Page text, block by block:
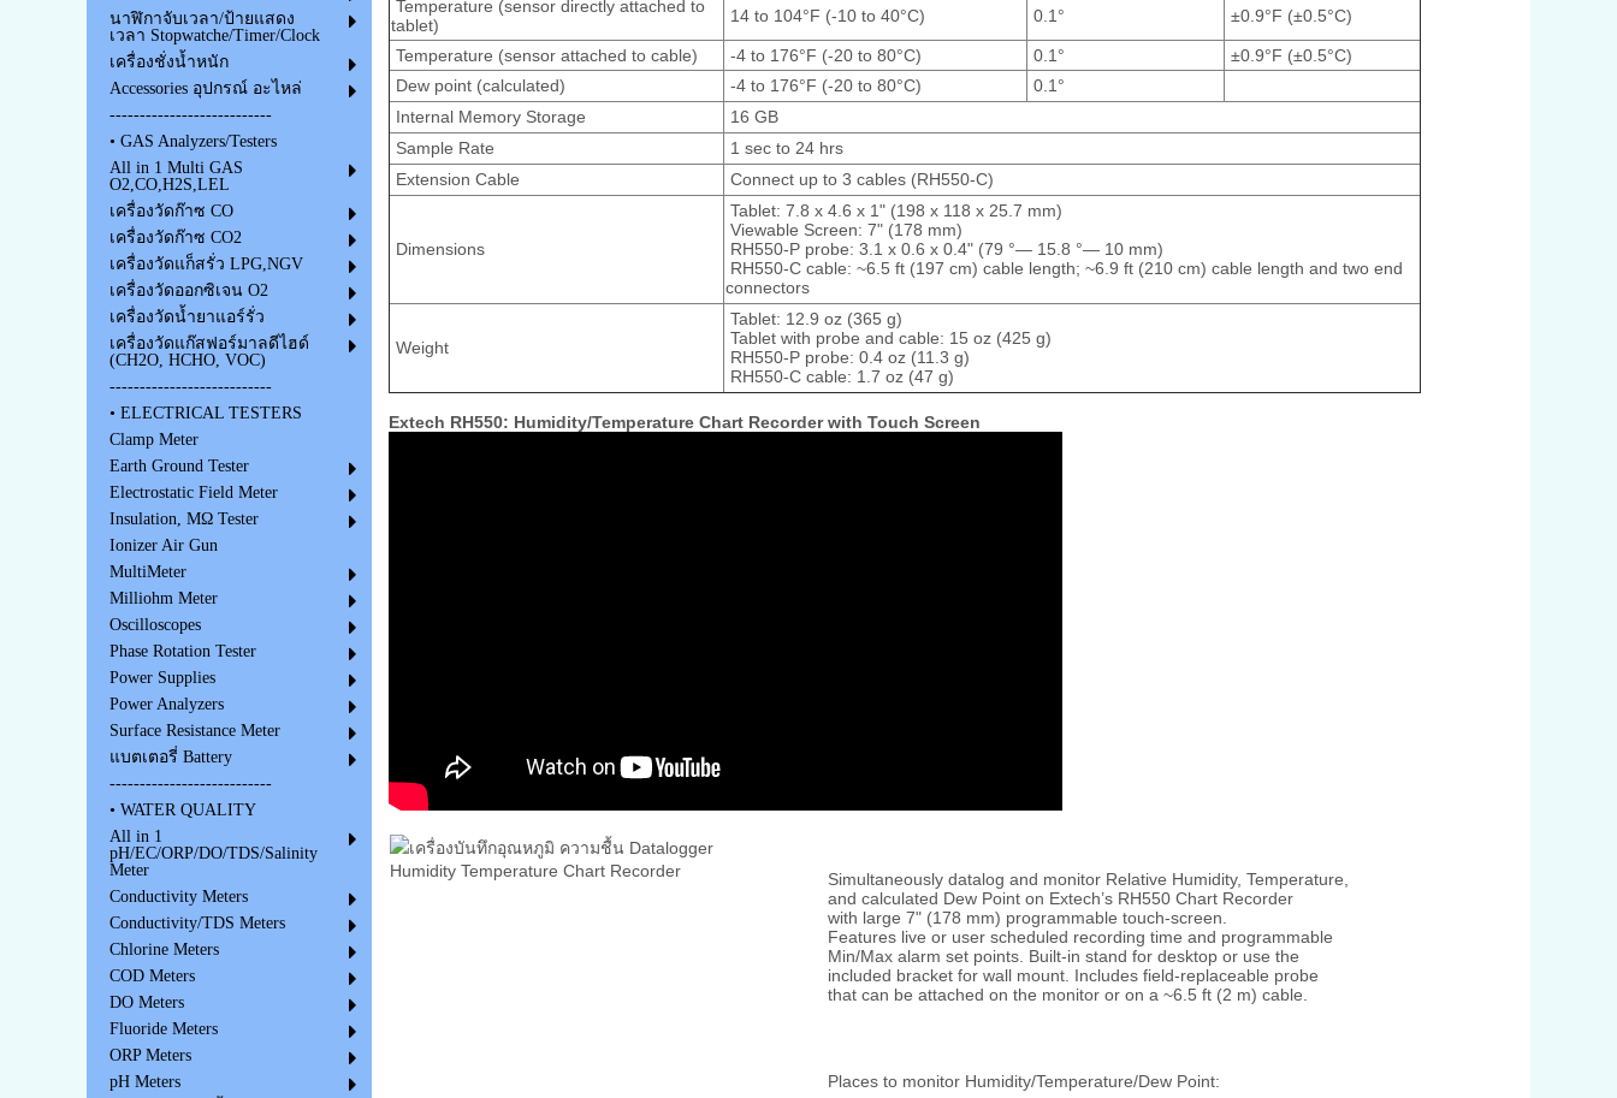
นาฬิกาจับเวลา/ป้ายแสดง
เวลา Stopwatche/Timer/Clock
เครื่องชั่งน้ำหนัก
Accessories อุปกรณ์ อะไหล่
---------------------------
• GAS Analyzers/Testers
All in 1 Multi GAS
O2,CO,H2S,LEL
เครื่องวัดก๊าซ CO
เครื่องวัดก๊าซ CO2
เครื่องวัดแก็สรั่ว LPG,NGV
เครื่องวัดออกซิเจน O2
เครื่องวัดน้ำยาแอร์รั่ว
เครื่องวัดแก๊สฟอร์มาลดีไฮด์
(CH2O, HCHO, VOC)
---------------------------
• ELECTRICAL TESTERS
Clamp Meter
Earth Ground Tester
Electrostatic Field Meter
Insulation, MΩ Tester
Ionizer Air Gun
MultiMeter
Milliohm Meter
Oscilloscopes
Phase Rotation Tester
Power Supplies
Power Analyzers
Surface Resistance Meter
แบตเตอรี่ Battery
---------------------------
• WATER QUALITY
All in 1
pH/EC/ORP/DO/TDS/Salinity
Meter
Conductivity Meters
Conductivity/TDS Meters
Chlorine Meters
COD Meters
DO Meters
Fluoride Meters
ORP Meters
pH Meters
Temperature (sensor directly attached to
tablet)
14 to 104°F (-10 to 40°C) 0.1° ±0.9°F (±0.5°C)
Temperature (sensor attached to cable) -4 to 176°F (-20 to 80°C) 0.1°
±0.9°F (±0.5°C)
Dew point (calculated)
-4 to 176°F (-20 to 80°C)
0.1°
Internal Memory Storage
16 GB
Sample Rate
1 sec to 24 hrs
Extension Cable
Connect up to 3 cables (RH550-C)
Dimensions
Tablet: 7.8 x 4.6 x 1" (198 x 118 x 25.7 mm)
Viewable Screen: 7" (178 mm)
RH550-P probe: 3.1 x 0.6 x 0.4" (79 °— 15.8 °— 10 mm)
RH550-C cable: ~6.5 ft (197 cm) cable length; ~6.9 ft (210 cm) cable length and two end
connectors
Weight
Tablet: 12.9 oz (365 g)
Tablet with probe and cable: 15 oz (425 g)
RH550-P probe: 0.4 oz (11.3 g)
RH550-C cable: 1.7 oz (47 g)
Extech RH550: Humidity/Temperature Chart Recorder with Touch Screen
Simultaneously datalog and monitor Relative Humidity, Temperature,
and calculated Dew Point on Extech’s RH550 Chart Recorder
with large 7" (178 mm) programmable touch-screen.
Features live or user scheduled recording time and programmable
Min/Max alarm set points. Built-in stand for desktop or use the
included bracket for wall mount. Includes field-replaceable probe
that can be attached on the monitor or on a ~6.5 ft (2 m) cable.
Places to monitor Humidity/Temperature/Dew Point: